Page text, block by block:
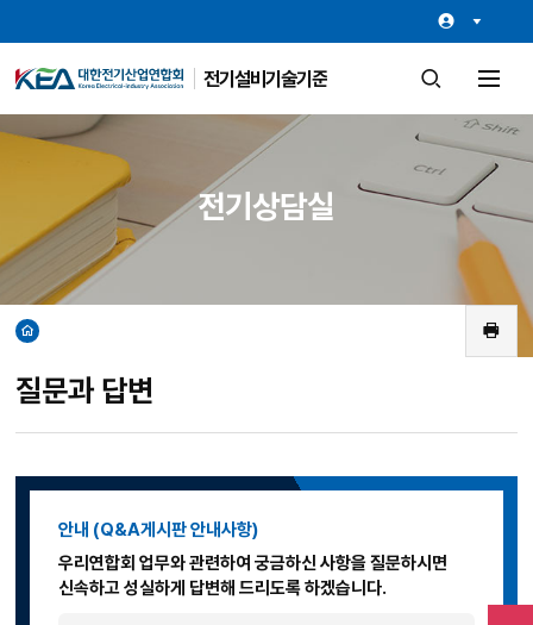
전기설비기술기준
검
열
전
메
열
기
전기상담실
홈
인
쇄
질문과 답변
안내 (Q&A게시판 안내사항)
우리연합회 업무와 관련하여 궁금하신 사항을 질문하시면
신속하고 성실하게 답변해 드리도록 하겠습니다.